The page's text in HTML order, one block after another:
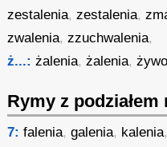
zestalenia,zestalenia,
zwalenia,zzuchwalenia,
ż...: żalenia,żalenia,
Rymy z
7: falenia,galenia, kalenia,